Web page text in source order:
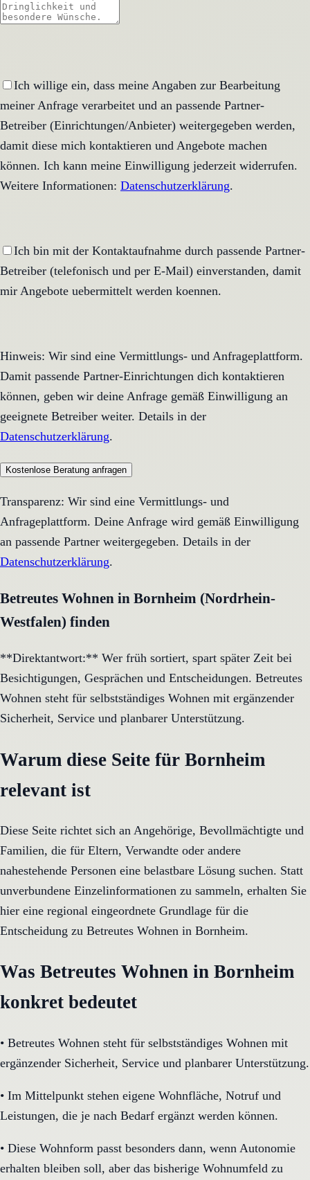
Ich willige ein, dass meine Angaben zur Bearbeitung
meiner Anfrage verarbeitet und an passende Partner-
Betreiber (Einrichtungen/Anbieter) weitergegeben werden,
damit diese mich kontaktieren und Angebote machen
können. Ich kann meine Einwilligung jederzeit widerrufen.
Weitere Informationen: Datenschutzerklärung.
Ich bin mit der Kontaktaufnahme durch passende Partner-
Betreiber (telefonisch und per E-Mail) einverstanden, damit
mir Angebote uebermittelt werden koennen.
Hinweis: Wir sind eine Vermittlungs- und Anfrageplattform.
Damit passende Partner-Einrichtungen dich kontaktieren
können, geben wir deine Anfrage gemäß Einwilligung an
geeignete Betreiber weiter. Details in der
Datenschutzerklärung.
Kostenlose Beratung anfragen
Transparenz: Wir sind eine Vermittlungs- und
Anfrageplattform. Deine Anfrage wird gemäß Einwilligung
an passende Partner weitergegeben. Details in der
Datenschutzerklärung.
Betreutes Wohnen in Bornheim (Nordrhein-
Westfalen) finden
**Direktantwort:** Wer früh sortiert, spart später Zeit bei
Besichtigungen, Gesprächen und Entscheidungen. Betreutes
Wohnen steht für selbstständiges Wohnen mit ergänzender
Sicherheit, Service und planbarer Unterstützung.
Warum diese Seite für Bornheim
relevant ist
Diese Seite richtet sich an Angehörige, Bevollmächtigte und
Familien, die für Eltern, Verwandte oder andere
nahestehende Personen eine belastbare Lösung suchen. Statt
unverbundene Einzelinformationen zu sammeln, erhalten Sie
hier eine regional eingeordnete Grundlage für die
Entscheidung zu Betreutes Wohnen in Bornheim.
Was Betreutes Wohnen in Bornheim
konkret bedeutet
• Betreutes Wohnen steht für selbstständiges Wohnen mit
ergänzender Sicherheit, Service und planbarer Unterstützung.
• Im Mittelpunkt stehen eigene Wohnfläche, Notruf und
Leistungen, die je nach Bedarf ergänzt werden können.
• Diese Wohnform passt besonders dann, wenn Autonomie
erhalten bleiben soll, aber das bisherige Wohnumfeld zu